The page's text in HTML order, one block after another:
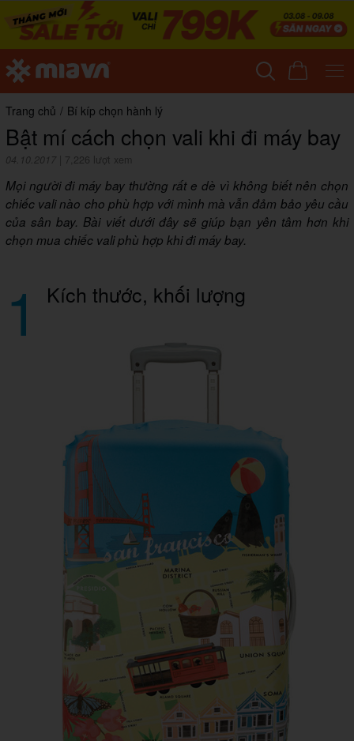
Trang chủ / Bí kíp chọn hành lý
Bật mí cách chọn vali khi đi máy bay
04.10.2017 7,226 lượt xem
Mọi người đi máy bay thường rất e dè vì không biết nên chọn
chiếc vali nào cho phù hợp với mình mà vẫn đảm bảo yêu cầu
của sân bay. Bài viết dưới đây sẽ giúp bạn yên tâm hơn khi
chọn mua chiếc vali phù hợp khi đi máy bay.
1 Kích thước, khối lượng